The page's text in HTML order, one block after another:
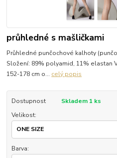
průhledné s mašličkami
Průhledné punčochové kalhoty
Složení: 89% polyamid, 11% elastan
152-178 cm o... celý popis
Dostupnost
Skladem 1 ks
Velikost:
Barva: